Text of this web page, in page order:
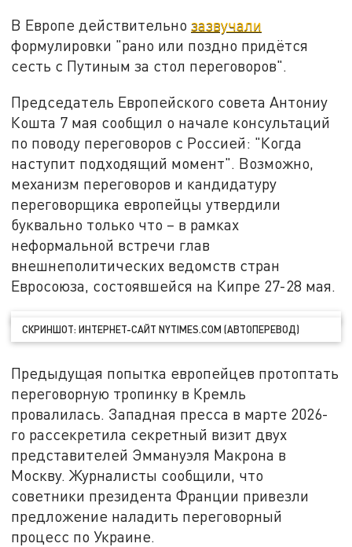
В Европе действительнозазвучали
формулировки "рано или поздно придётся
сесть с Путиным за стол переговоров".
Председатель Европейского совета Антониу
Кошта 7 мая сообщил о начале консультаций
по поводу переговоров с Россией: "Когда
наступит подходящий момент". Возможно,
механизм переговоров и кандидатуру
переговорщика европейцы утвердили
буквально только что – в рамках
неформальной встречи глав
внешнеполитических ведомств стран
Евросоюза, состоявшейся на Кипре 27-28 мая.
СКРИНШОТ: ИНТЕРНЕТ-САЙТ NYTIMES.COM (АВТОПЕРЕВОД)
Предыдущая попытка европейцев протоптать
переговорную тропинку в Кремль
провалилась. Западная пресса в марте 2026-
го рассекретила секретный визит двух
представителей Эммануэля Макрона в
Москву. Журналисты сообщили, что
советники президента Франции привезли
предложение наладить переговорный
процесс по Украине.